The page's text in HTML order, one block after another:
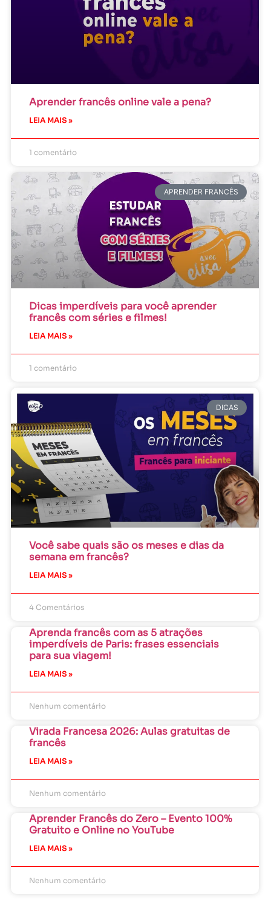
Aprender francês online vale a pena?
LEIA MAIS »
1 comentário
APRENDER FRANCÊS
Dicas imperdíveis para você aprender
francês com séries e filmes!
LEIA MAIS »
1 comentário
DICAS
Você sabe quais são os meses e dias da
semana em francês?
LEIA MAIS »
4 Comentários
Aprenda francês com as 5 atrações
imperdíveis de Paris: frases essenciais
para sua viagem!
LEIA MAIS »
Nenhum comentário
Virada Francesa 2026: Aulas gratuitas de
francês
LEIA MAIS »
Nenhum comentário
Aprender Francês do Zero – Evento 100%
Gratuito e Online no YouTube
LEIA MAIS »
Nenhum comentário